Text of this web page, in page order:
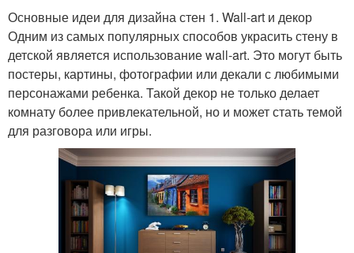
Основные идеи для дизайна стен 1. Wall-art и декор
Одним из самых популярных способов украсить стену в
детской является использование wall-art. Это могут быть
постеры, картины, фотографии или декали с любимыми
персонажами ребенка. Такой декор не только делает
комнату более привлекательной, но и может стать темой
для разговора или игры.